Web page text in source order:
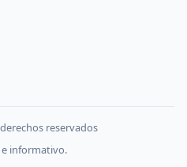
reservados
informativo.